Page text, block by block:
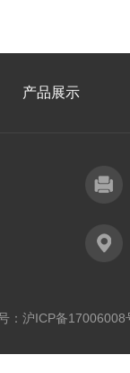
产品展示
： 沪ICP备17006008